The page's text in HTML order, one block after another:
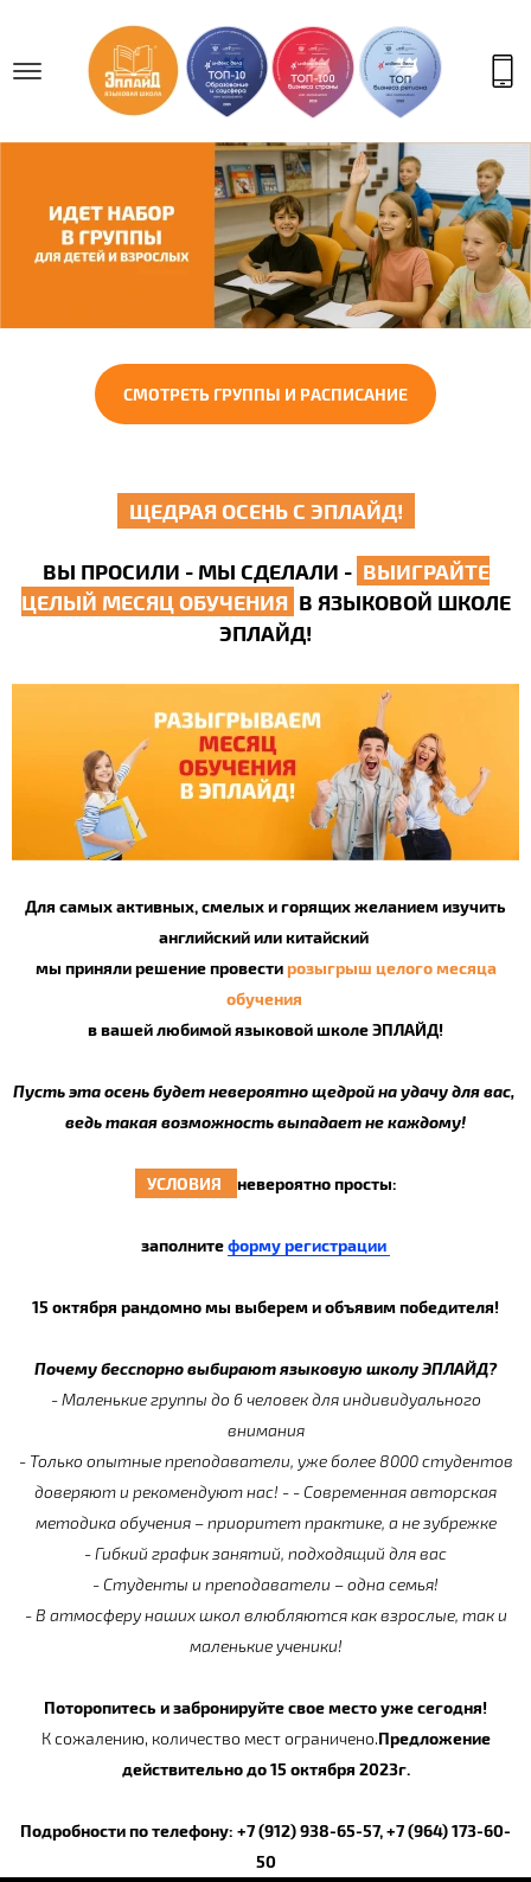
СМОТРЕТЬ ГРУППЫ И РАСПИСАНИЕ
ЩЕДРАЯ ОСЕНЬ С ЭПЛАЙД!
ВЫ ПРОСИЛИ - МЫ СДЕЛАЛИ - ВЫИГРАЙТЕ
ЦЕЛЫЙ МЕСЯЦ ОБУЧЕНИЯ В ЯЗЫКОВОЙ ШКОЛЕ
ЭПЛАЙД!
Для самых активных, смелых и горящих желанием изучить
английский или китайский
мы приняли решение провестирозыгрыш целого месяца
обучения
в вашей любимой языковой школе ЭПЛАЙД!
Пусть эта осень будет невероятно щедрой на удачу для вас,
ведь такая возможность выпадает не каждому!
УСЛОВИЯ невероятно просты:
заполнитеформу регистрации
15 октября рандомно мы выберем и объявим победителя!
Почему бесспорно выбирают языковую школу ЭПЛАЙД?
- Маленькие группы до 6 человек для индивидуального
внимания
- Только опытные преподаватели, уже более 8000 студентов
доверяют и рекомендуют нас! - - Современная авторская
методика обучения – приоритет практике, а не зубрежке
- Гибкий график занятий, подходящий для вас
- Студенты и преподаватели – одна семья!
- В атмосферу наших школ влюбляются как взрослые, так и
маленькие ученики!
Поторопитесь и забронируйте свое место уже сегодня!
К сожалению, количество мест ограничено.Предложение
действительно до 15 октября 2023г.
Подробности по телефону: +7 (912) 938-65-57, +7 (964) 173-60-
50